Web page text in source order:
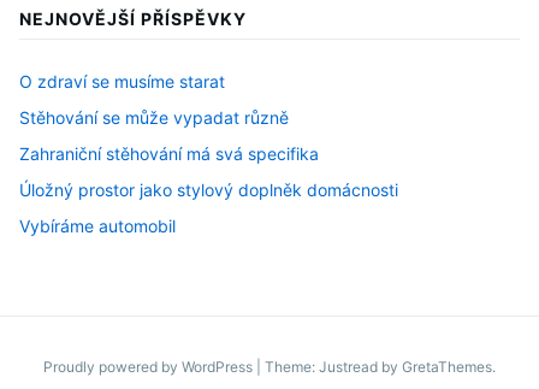
NEJNOVĚJŠÍ PŘÍSPĚVKY
O zdraví se musíme starat
Stěhování se může vypadat různě
Zahraniční stěhování má svá specifika
Úložný prostor jako stylový doplněk domácnosti
Vybíráme automobil
Proudly powered by WordPress Theme: Justread by GretaThemes.